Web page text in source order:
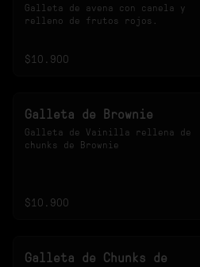
Galleta de avena con canela y
relleno de frutos rojos.
$10.900
Galleta de Brownie
Galleta de Vainilla rellena de
chunks de Brownie
$10.900
Galleta de Chunks de